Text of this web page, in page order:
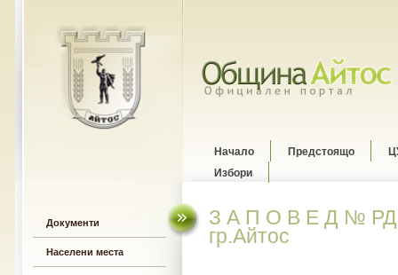
Документи
Населени места
Начало Предстоящо
Избори
З А П О В Е Д № РД
гр.Айтос